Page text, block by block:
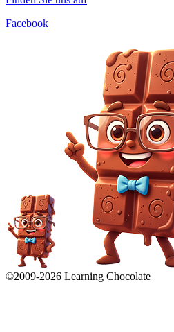
Facebook
©2009-2026 Learning Chocolate